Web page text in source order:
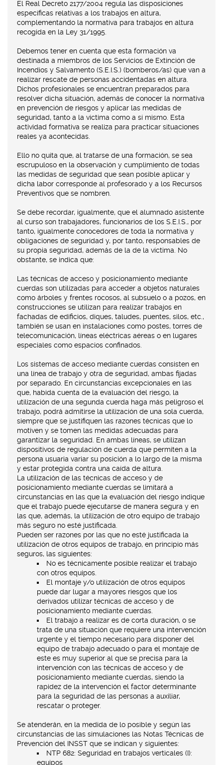
El Real Decreto 2177/2004 regula las disposiciones
específicas relativas a los trabajos en altura,
complementando la normativa para trabajos en altura
recogida en la Ley 31/1995.
Debemos tener en cuenta que esta formación va
destinada a miembros de los Servicios de Extinción de
Incendios y Salvamento (S.E.I.S.) (bomberos/as) que van a
realizar rescate de personas accidentadas en altura.
Dichos profesionales se encuentran preparados para
resolver dicha situación, además de conocer la normativa
en prevención de riesgos y aplicar las medidas de
seguridad, tanto a la víctima como a sí mismo. Esta
actividad formativa se realiza para practicar situaciones
reales ya acontecidas.
Ello no quita que, al tratarse de una formación, se sea
escrupuloso en la observación y cumplimiento de todas
las medidas de seguridad que sean posible aplicar y
dicha labor corresponde al profesorado y a los Recursos
Preventivos que se nombren.
Se debe recordar, igualmente, que el alumnado asistente
al curso son trabajadores, funcionarios de los S.E.I.S., por
tanto, igualmente conocedores de toda la normativa y
obligaciones de seguridad y, por tanto, responsables de
su propia seguridad, además de la de la víctima. No
obstante, se indica que:
Las técnicas de acceso y posicionamiento mediante
cuerdas son utilizadas para acceder a objetos naturales
como árboles y frentes rocosos, al subsuelo o a pozos, en
construcciones se utilizan para realizar trabajos en
fachadas de edificios, diques, taludes, puentes, silos, etc.,
también se usan en instalaciones como postes, torres de
telecomunicación, líneas eléctricas aéreas o en lugares
especiales como espacios confinados.
Los sistemas de acceso mediante cuerdas consisten en
una línea de trabajo y otra de seguridad, ambas fijadas
por separado. En circunstancias excepcionales en las
que, habida cuenta de la evaluación del riesgo, la
utilización de una segunda cuerda haga más peligroso el
trabajo, podrá admitirse la utilización de una sola cuerda,
siempre que se justifiquen las razones técnicas que lo
motiven y se tomen las medidas adecuadas para
garantizar la seguridad. En ambas líneas, se utilizan
dispositivos de regulación de cuerda que permiten a la
persona usuaria variar su posición a lo largo de la misma
y estar protegida contra una caída de altura.
La utilización de las técnicas de acceso y de
posicionamiento mediante cuerdas se limitará a
circunstancias en las que la evaluación del riesgo indique
que el trabajo puede ejecutarse de manera segura y en
las que, además, la utilización de otro equipo de trabajo
más seguro no esté justificada.
Pueden ser razones por las que no esté justificada la
utilización de otros equipos de trabajo, en principio más
seguros, las siguientes:
No es técnicamente posible realizar el trabajo
con otros equipos.
El montaje y/o utilización de otros equipos
puede dar lugar a mayores riesgos que los
derivados utilizar técnicas de acceso y de
posicionamiento mediante cuerdas.
El trabajo a realizar es de corta duración, o se
trata de una situación que requiere una intervención
urgente y el tiempo necesario para disponer del
equipo de trabajo adecuado o para el montaje de
este es muy superior al que se precisa para la
intervención con las técnicas de acceso y de
posicionamiento mediante cuerdas, siendo la
rapidez de la intervención el factor determinante
para la seguridad de las personas a auxiliar,
rescatar o proteger.
Se atenderán, en la medida de lo posible y según las
circunstancias de las simulaciones las Notas Técnicas de
Prevención del INSST que se indican y siguientes:
NTP 682: Seguridad en trabajos verticales (I):
equipos